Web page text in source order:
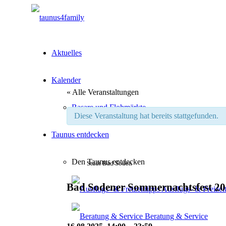
Aktuelles
Kalender
Basare und Flohmärkte
Taunus entdecken
Den Taunus entdecken
Ausflugs- &
Beratung & Service
« Alle Veranstaltungen
Diese Veranstaltung hat bereits stattgefunden.
Stadt Bad Soden
Bad Sodener Sommernachtsfest